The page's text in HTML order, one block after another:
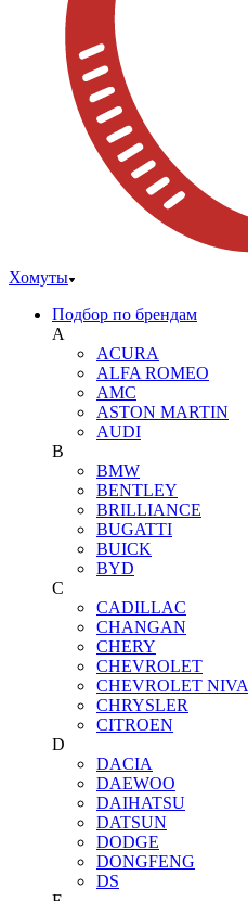
Хомуты
Подбор по брендам
A
ACURA
ALFA ROMEO
AMC
ASTON MARTIN
AUDI
B
BMW
BENTLEY
BRILLIANCE
BUGATTI
BUICK
BYD
C
CADILLAC
CHANGAN
CHERY
CHEVROLET
CHEVROLET NIVA
CHRYSLER
CITROEN
D
DACIA
DAEWOO
DAIHATSU
DATSUN
DODGE
DONGFENG
DS